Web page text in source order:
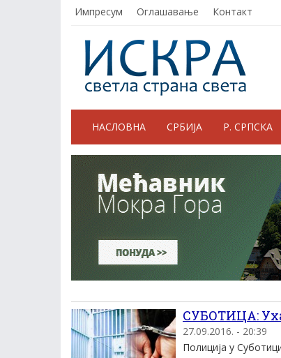
Импресум Оглашавање Контакт
НАСЛОВНА СРБИЈА Р. СРПСКА
СУБОТИЦА:
27.09.2016. - 20:39
Полициjа у